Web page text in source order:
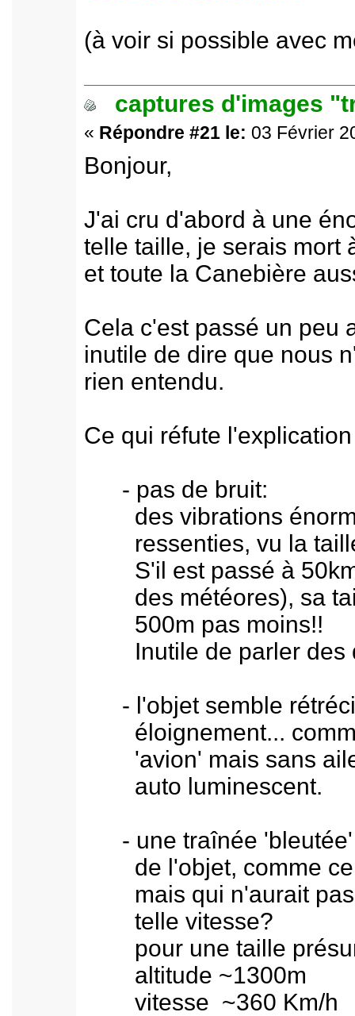
(à voir si possible avec
captures d'images
« Répondre #21 le: 03 Février
Bonjour,
J'ai cru d'abord à une
telle taille, je serais mort
et toute la Canebière
Cela c'est passé un peu
inutile de dire que nous
rien entendu.
Ce qui réfute
- pas de bruit:
des vibrations
ressenties, vu la
S'il est passé à 50km
des météores), sa
500m pas moins!!
Inutile de parler des
- l'objet semble
éloignement...
'avion' mais sans aile
auto luminescent.
- une traînée 'bleutée'
de l'objet, comme
mais qui n'aurait pas
telle vitesse?
pour une taille
altitude ~1300m
vitesse ~360 Km/h